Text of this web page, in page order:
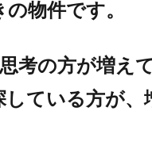
物件です。
考の方が増え
ている方が、